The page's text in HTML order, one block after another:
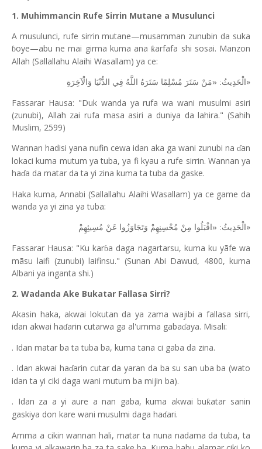
1. Muhimmancin Rufe Sirrin Mutane a Musulunci
A musulunci, rufe sirrin mutane—musamman zunubin da suka
ɓoye—abu ne mai girma kuma anaƙarfafa shi sosai. Manzon
Allah (Sallallahu Alaihi Wasallam) ya ce:
الْحَدِيثُ: «مَنْ سَتَرَ مُسْلِمًا سَتَرَهُ اللَّهُ فِي الدُّنْيَا وَالْآخِرَةِ»
Fassarar Hausa: "Duk wanda ya rufa wa wani musulmi asiri
(zunubi), Allah zai rufa masa asiri a duniya da lahira." (Sahih
Muslim, 2599)
Wannan hadisi yana nufin cewa idan aka ga wani zunubi na ɗan
lokaci kuma mutum ya tuba, ya fi kyau a rufe sirrin. Wannan ya
haɗa da matar da ta yi zina kuma ta tuba da gaske.
Haka kuma, Annabi (Sallallahu Alaihi Wasallam) ya ce game da
wanda ya yi zina ya tuba:
الْحَدِيثُ: «اقْبَلُوا مِنْ مُحْسِنِهِمْ وَتَجَاوَزُوا عَنْ مُسِيئِهِمْ»
Fassarar Hausa: "Ku karɓa daga nagartarsu, kuma ku yãfe wa
mãsu laifi (zunubi) laifinsu." (Sunan Abi Dawud, 4800, kuma
Albani ya inganta shi.)
2. Wadanda Ake Bukatar Fallasa Sirri?
Akasin haka, akwai lokutan da ya zama wajibi a fallasa sirri,
idan akwai haɗarin cutarwa ga al'umma gabaɗaya. Misali:
. Idan matar ba ta tuba ba, kuma tana ci gaba da zina.
. Idan akwai haɗarin cutar da yaran da ba su san uba ba (wato
idan ta yi ciki daga wani mutum ba mijin ba).
. Idan za a yi aure a nan gaba, kuma akwai buƙatar sanin
gaskiya don kare wani musulmi daga haɗari.
Amma a cikin wannan hali, matar ta nuna nadama da tuba, ta